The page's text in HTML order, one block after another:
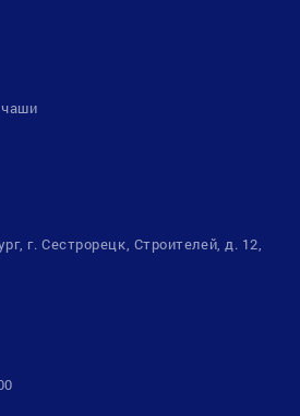
г. Сестрорецк, Строителей, д. 12,